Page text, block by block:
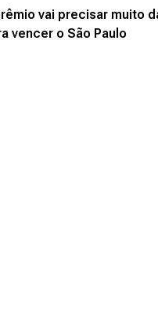
vai precisar muito
vencer o São Paulo